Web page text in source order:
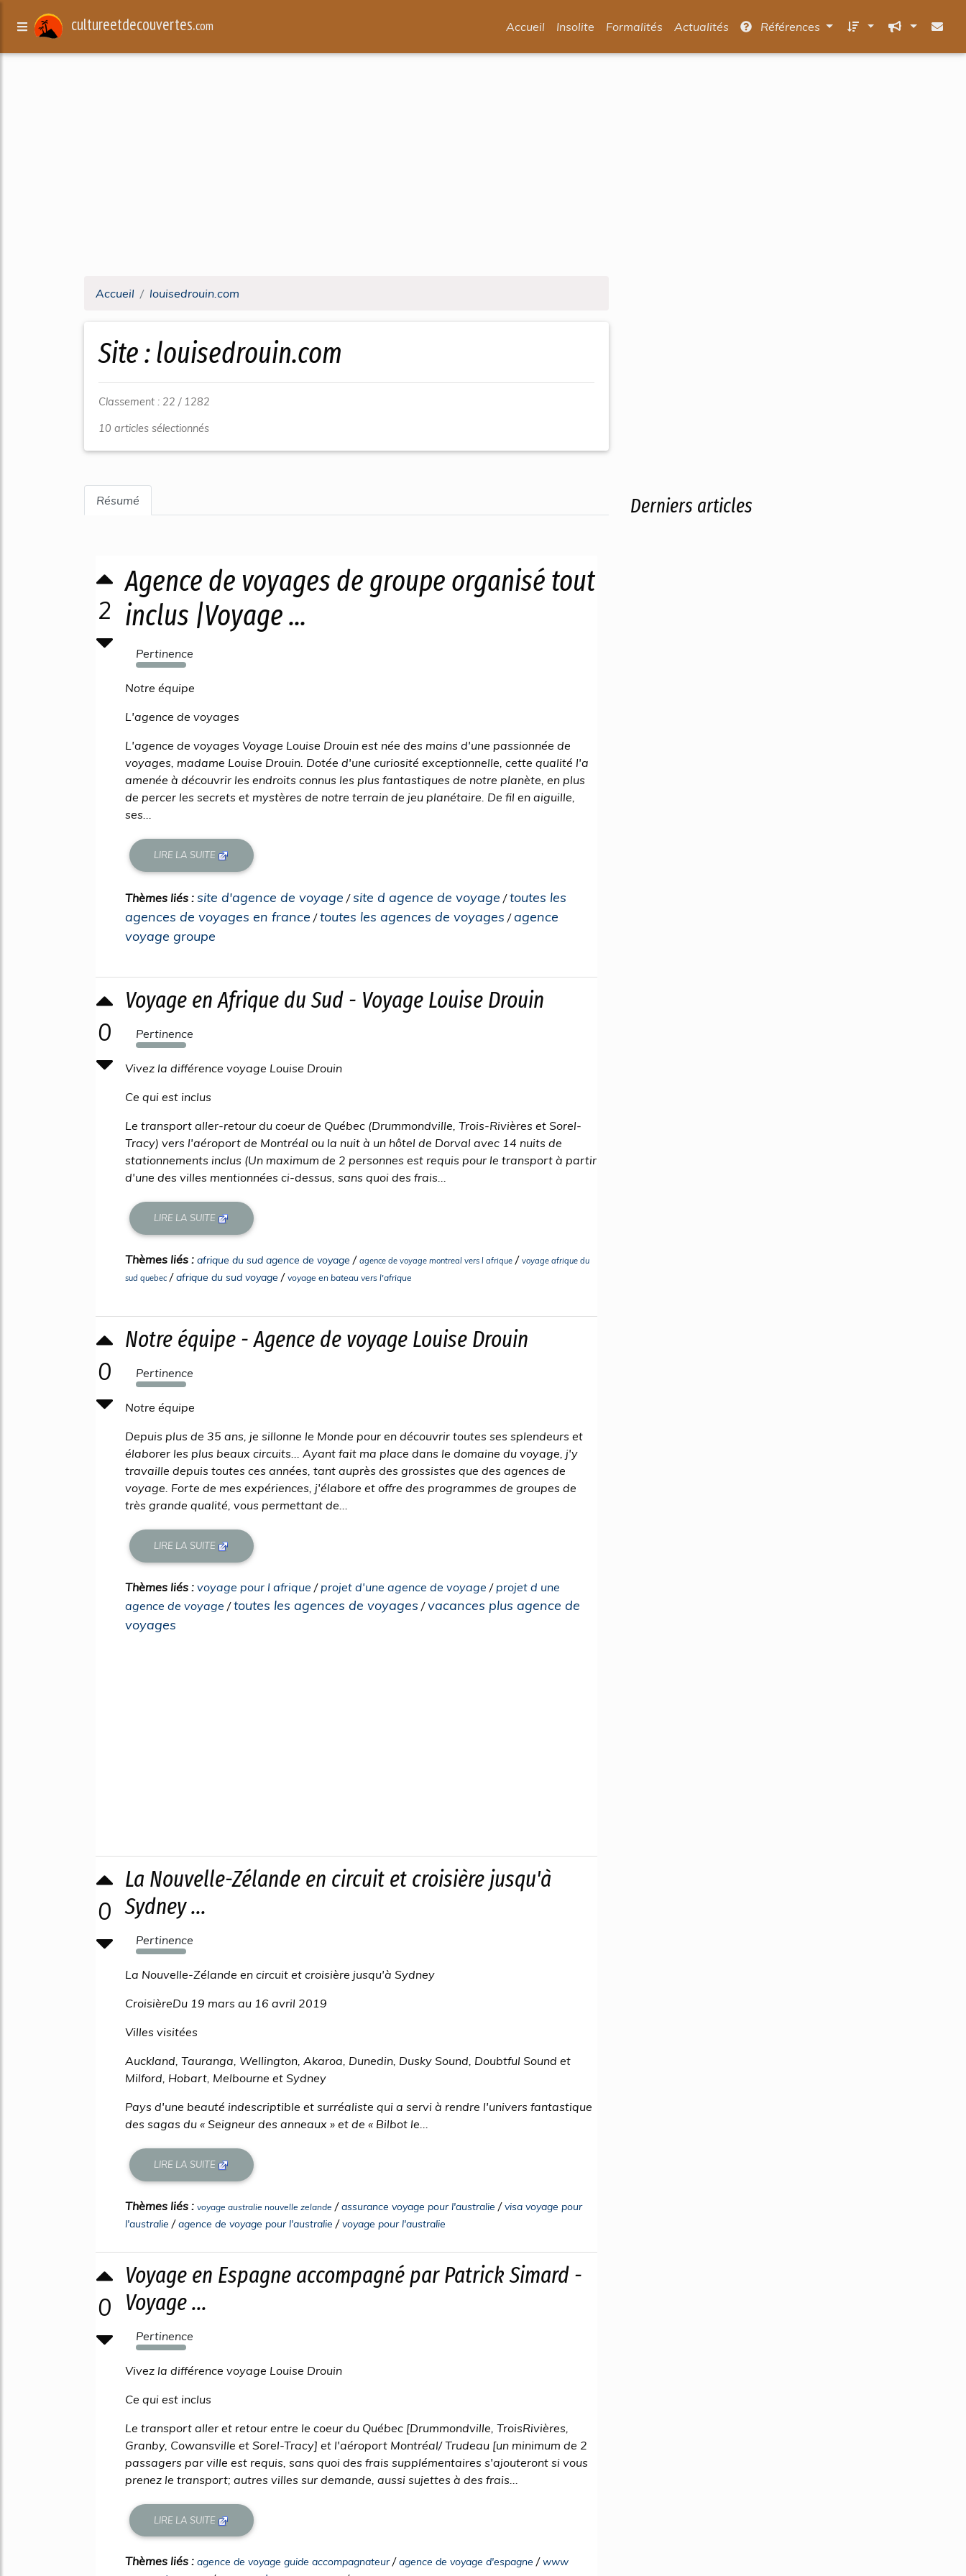
cultureetdecouvertes.com Accueil Insolite Formalités Actualités Références
Accueil louisedrouin.com
Site : louisedrouin.com
Classement : 22 / 1282
10 articles sélectionnés
Résumé
2
Agence de voyages de groupe organisé tout
inclus |Voyage ...
Pertinence
835%
Notre équipe
L'agence de voyages
L'agence de voyages Voyage Louise Drouin est née des mains d'une passionnée de
voyages, madame Louise Drouin. Dotée d'une curiosité exceptionnelle, cette qualité l'a
amenée à découvrir les endroits connus les plus fantastiques de notre planète, en plus
de percer les secrets et mystères de notre terrain de jeu planétaire. De fil en aiguille,
ses...
LIRE LA SUITE
Thèmes liés : site d'agence de voyage /site d agence de voyage /toutes les
agences de voyages en france /toutes les agences de voyages /agence
voyage groupe
0
Voyage en Afrique du Sud - Voyage Louise Drouin
Pertinence
360%
Vivez la différence voyage Louise Drouin
Ce qui est inclus
Le transport aller-retour du coeur de Québec (Drummondville, Trois-Rivières et Sorel-
Tracy) vers l'aéroport de Montréal ou la nuit à un hôtel de Dorval avec 14 nuits de
stationnements inclus (Un maximum de 2 personnes est requis pour le transport à partir
d'une des villes mentionnées ci-dessus, sans quoi des frais...
LIRE LA SUITE
Thèmes liés : afrique du sud agence de voyage / agence de voyage montreal vers l afrique / voyage afrique du
sud quebec/afrique du sud voyage / voyage en bateau vers l'afrique
0
Notre équipe - Agence de voyage Louise Drouin
Pertinence
339%
Notre équipe
Depuis plus de 35 ans, je sillonne le Monde pour en découvrir toutes ses splendeurs et
élaborer les plus beaux circuits... Ayant fait ma place dans le domaine du voyage, j'y
travaille depuis toutes ces années, tant auprès des grossistes que des agences de
voyage. Forte de mes expériences, j'élabore et offre des programmes de groupes de
très grande qualité, vous permettant de...
LIRE LA SUITE
Thèmes liés : voyage pour l afrique / projet d'une agence de voyage / projet d une
agence de voyage /toutes les agences de voyages /vacances plus agence de
voyages
0
La Nouvelle-Zélande en circuit et croisière jusqu'à
Sydney ...
Pertinence
197%
La Nouvelle-Zélande en circuit et croisière jusqu'à Sydney
CroisièreDu 19 mars au 16 avril 2019
Villes visitées
Auckland, Tauranga, Wellington, Akaroa, Dunedin, Dusky Sound, Doubtful Sound et
Milford, Hobart, Melbourne et Sydney
Pays d'une beauté indescriptible et surréaliste qui a servi à rendre l'univers fantastique
des sagas du « Seigneur des anneaux » et de « Bilbot le...
LIRE LA SUITE
Thèmes liés : voyage australie nouvelle zelande /assurance voyage pour l'australie /visa voyage pour
l'australie /agence de voyage pour l'australie /voyage pour l'australie
0
Voyage en Espagne accompagné par Patrick Simard -
Voyage ...
Pertinence
184%
Vivez la différence voyage Louise Drouin
Ce qui est inclus
Le transport aller et retour entre le coeur du Québec [Drummondville, TroisRivières,
Granby, Cowansville et Sorel-Tracy] et l'aéroport Montréal/ Trudeau [un minimum de 2
passagers par ville est requis, sans quoi des frais supplémentaires s'ajouteront si vous
prenez le transport; autres villes sur demande, aussi sujettes à des frais...
LIRE LA SUITE
Thèmes liés : agence de voyage guide accompagnateur/agence de voyage d'espagne /www
Derniers articles